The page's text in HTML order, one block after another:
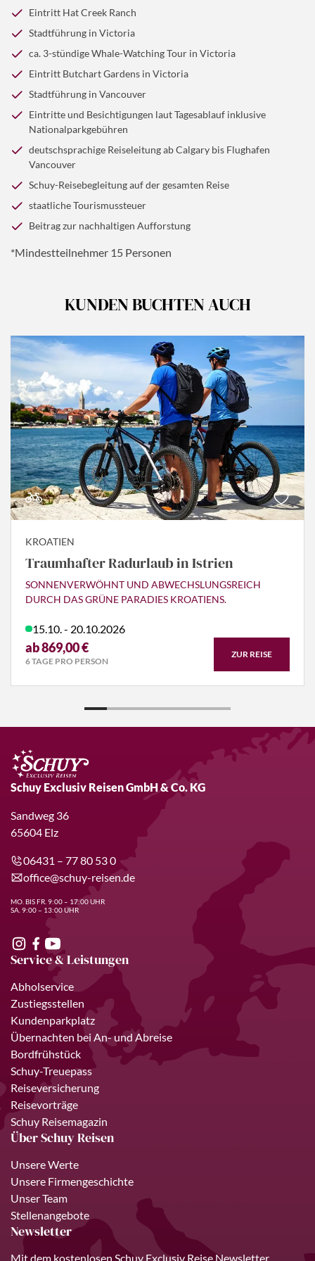
Eintritt Hat Creek Ranch
Stadtführung in Victoria
ca. 3-stündige Whale-Watching Tour in Victoria
Eintritt Butchart Gardens in Victoria
Stadtführung in Vancouver
Eintritte und Besichtigungen laut Tagesablauf inklusive
Nationalparkgebühren
deutschsprachige Reiseleitung ab Calgary bis Flughafen
Vancouver
Schuy-Reisebegleitung auf der gesamten Reise
staatliche Tourismussteuer
Beitrag zur nachhaltigen Aufforstung
*Mindestteilnehmer 15 Personen
KUNDEN BUCHTEN AUCH
KROATIEN
Traumhafter Radurlaub in Istrien
SONNENVERWÖHNT UND ABWECHSLUNGSREICH
DURCH DAS GRÜNE PARADIES KROATIENS.
15.10. - 20.10.2026
ab 869,00 €
6 TAGE PRO PERSON
ZUR REISE
Schuy Exclusiv Reisen GmbH & Co. KG
Sandweg 36
65604 Elz
06431 – 77 80 53 0
office@schuy-reisen.de
MO. BIS FR. 9:00 – 17:00 UHR
SA. 9:00 – 13:00 UHR
Service & Leistungen
Abholservice
Zustiegsstellen
Kundenparkplatz
Übernachten bei An- und Abreise
Bordfrühstück
Schuy-Treuepass
Reiseversicherung
Reisevorträge
Schuy Reisemagazin
Über Schuy Reisen
Unsere Werte
Unsere Firmengeschichte
Unser Team
Stellenangebote
Newsletter
Mit dem kostenlosen Schuy Exclusiv Reise Newsletter